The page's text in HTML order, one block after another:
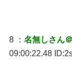
8 ： 名無しさん
09:00:22.48